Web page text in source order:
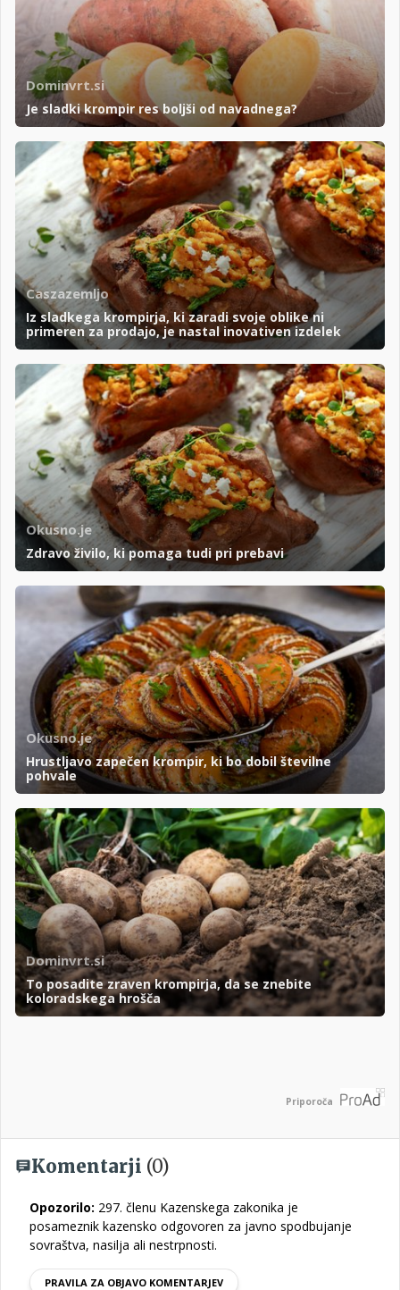
Dominvrt.si
Je sladki krompir res boljši od navadnega?
Caszazemljo
Iz sladkega krompirja, ki zaradi svoje oblike ni
primeren za prodajo, je nastal inovativen izdelek
Okusno.je
Zdravo živilo, ki pomaga tudi pri prebavi
Okusno.je
Hrustljavo zapečen krompir, ki bo dobil številne
pohvale
Dominvrt.si
To posadite zraven krompirja, da se znebite
koloradskega hrošča
Priporoča
Komentarji (0)
Opozorilo: 297. členu Kazenskega zakonika je
posameznik kazensko odgovoren za javno spodbujanje
sovraštva, nasilja ali nestrpnosti.
PRAVILA ZA OBJAVO KOMENTARJEV